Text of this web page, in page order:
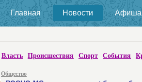
Главная Новости Афиша
Власть Происшествия Спорт События
Общество